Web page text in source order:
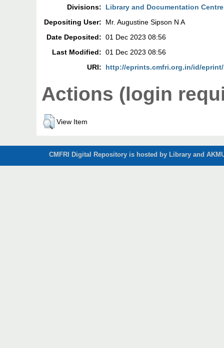
Divisions:
Library and Documentation Centre
Depositing User:
Mr. Augustine Sipson N A
Date Deposited: 01 Dec 2023 08:56
Last Modified: 01 Dec 2023 08:56
URI:
http://eprints.cmfri.org.in/id/eprint/
Actions (login
View Item
CMFRI Digital Repository is hosted by Library and